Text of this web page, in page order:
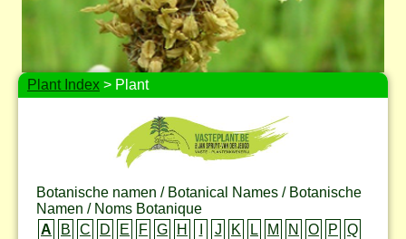
Plant Index > Plant
Botanische namen / Botanical Names / Botanische
Namen / Noms Botanique
A
B C D E F G H J K L M N O P
Q